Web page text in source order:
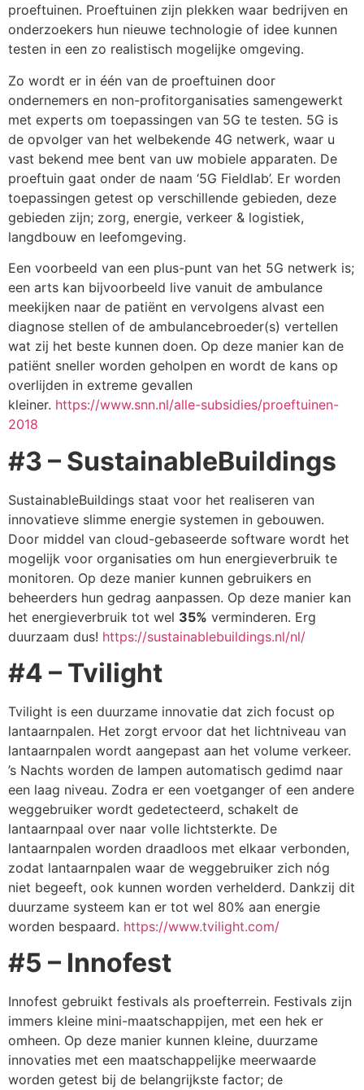
proeftuinen. Proeftuinen zijn plekken waar bedrijven en
onderzoekers hun nieuwe technologie of idee kunnen
testen in een zo realistisch mogelijke omgeving.
Zo wordt er in één van de proeftuinen door
ondernemers en non-profitorganisaties samengewerkt
met experts om toepassingen van 5G te testen. 5G is
de opvolger van het welbekende 4G netwerk, waar u
vast bekend mee bent van uw mobiele apparaten. De
proeftuin gaat onder de naam ‘5G Fieldlab’. Er worden
toepassingen getest op verschillende gebieden, deze
gebieden zijn; zorg, energie, verkeer & logistiek,
langdbouw en leefomgeving.
Een voorbeeld van een plus-punt van het 5G netwerk is;
een arts kan bijvoorbeeld live vanuit de ambulance
meekijken naar de patiënt en vervolgens alvast een
diagnose stellen of de ambulancebroeder(s) vertellen
wat zij het beste kunnen doen. Op deze manier kan de
patiënt sneller worden geholpen en wordt de kans op
overlijden in extreme gevallen
kleiner. https://www.snn.nl/alle-subsidies/proeftuinen-
2018
#3 – SustainableBuildings
SustainableBuildings staat voor het realiseren van
innovatieve slimme energie systemen in gebouwen.
Door middel van cloud-gebaseerde software wordt het
mogelijk voor organisaties om hun energieverbruik te
monitoren. Op deze manier kunnen gebruikers en
beheerders hun gedrag aanpassen. Op deze manier kan
het energieverbruik tot wel 35% verminderen. Erg
duurzaam dus! https://sustainablebuildings.nl/nl/
#4 – Tvilight
Tvilight is een duurzame innovatie dat zich focust op
lantaarnpalen. Het zorgt ervoor dat het lichtniveau van
lantaarnpalen wordt aangepast aan het volume verkeer.
’s Nachts worden de lampen automatisch gedimd naar
een laag niveau. Zodra er een voetganger of een andere
weggebruiker wordt gedetecteerd, schakelt de
lantaarnpaal over naar volle lichtsterkte. De
lantaarnpalen worden draadloos met elkaar verbonden,
zodat lantaarnpalen waar de weggebruiker zich nóg
niet begeeft, ook kunnen worden verhelderd. Dankzij dit
duurzame systeem kan er tot wel 80% aan energie
worden bespaard. https://www.tvilight.com/
#5 – Innofest
Innofest gebruikt festivals als proefterrein. Festivals zijn
immers kleine mini-maatschappijen, met een hek er
omheen. Op deze manier kunnen kleine, duurzame
innovaties met een maatschappelijke meerwaarde
worden getest bij de belangrijkste factor; de